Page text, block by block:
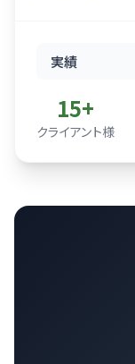
実績
15+
クライアント様